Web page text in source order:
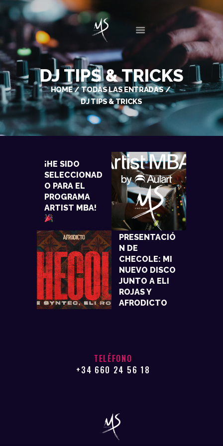
DJ TIPS & TRICKS
HOME
TODAS LAS ENTRADAS
DJ TIPS & TRICKS
INICIO
BIO
DISCOGRAFÍA
SESIONES
EVENTOS
CONTACTO
¡HE SIDO
SELECCIONAD
O PARA EL
PROGRAMA
ARTIST MBA!
PRESENTACIÓ
N DE
CHECOLE: MI
NUEVO DISCO
JUNTO A ELI
ROJAS Y
AFRODICTO
TELÉFONO
+34 660 24 56 18